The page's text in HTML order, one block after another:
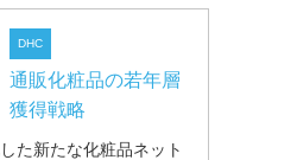
DHC
通販化粧品の若年層
獲得戦略
た新たな化粧品ネット